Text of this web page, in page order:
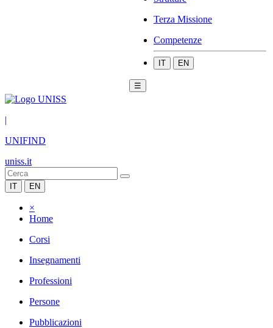
Terza Missione
Competenze
IT EN
☰
|
UNIFIND
uniss.it
IT EN
×
Home
Corsi
Insegnamenti
Professioni
Persone
Pubblicazioni